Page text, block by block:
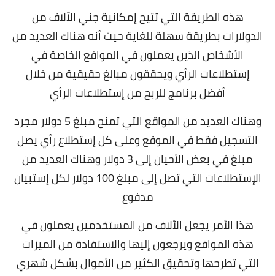
هذه الطريقة التي تتيح إمكانية جني الآلاف من
الدولارات بطريقة سهلة للغاية حيث أنه هناك العديد من
الأشخاص الذين يعملون في المواقع الخاصة في
إستطلاعات الرأي ويحققون مبالغ حقيقية من خلال
أفضل برنامج للربح من إستطلاعات الرأي
وهناك العديد من المواقع التي تمنح مبلغ 5 دولار مجرد
التسجيل فقط في الموقع وعلى كل إستطلاع رأي يصل
مبلغ في بعض الأحيان إلى 3 دولار وهناك العديد من
الإستطلاعات التي تصل إلى مبلغ 100 دولار لكل إستبيان
مدفوع
هذا الأمر يجعل الآلاف من المستخدمين يعملون في
هذه المواقع ويرجعون إليها والاستفادة من الميزات
التي تطرحها وتحقيق الكثير من الأموال بشكل شهري